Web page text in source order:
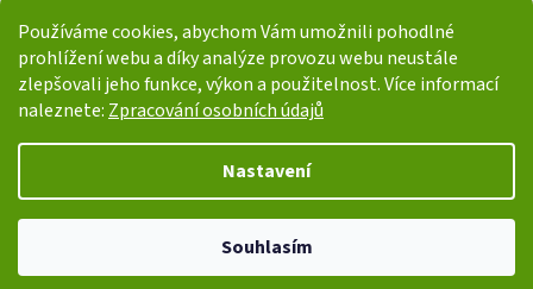
Používáme cookies, abychom Vám umožnili pohodlné
prohlížení webu a díky analýze provozu webu neustále
zlepšovali jeho funkce, výkon a použitelnost. Více informací
naleznete: Zpracování osobních údajů
Nastavení
Souhlasím
Copyright 2026i-POHONY.cz. Všechna práva vyhrazena.Upravit
nastavení cookies